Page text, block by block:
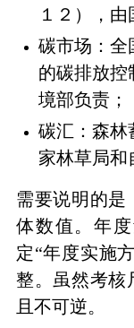
１２），由
碳市场： 全
的碳排放控
境部负责；
碳汇：森林
家林草局和
需要说明的是
体数值。年
定“年度实施
整。虽然考核
且不可逆。